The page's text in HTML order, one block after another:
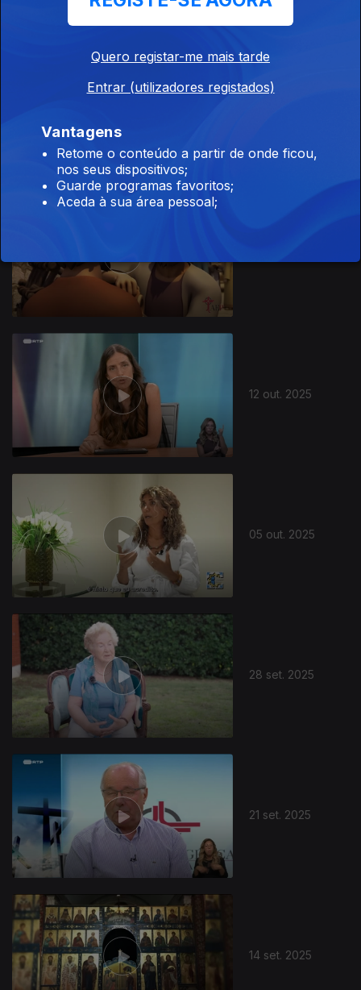
12 out. 2025
05 out. 2025
28 set. 2025
21 set. 2025
14 set. 2025
Quero registar-me mais tarde
Entrar (utilizadores registados)
Vantagens
Retome o conteúdo a partir de onde ficou,
nos seus dispositivos;
Guarde programas favoritos;
Aceda à sua área pessoal;